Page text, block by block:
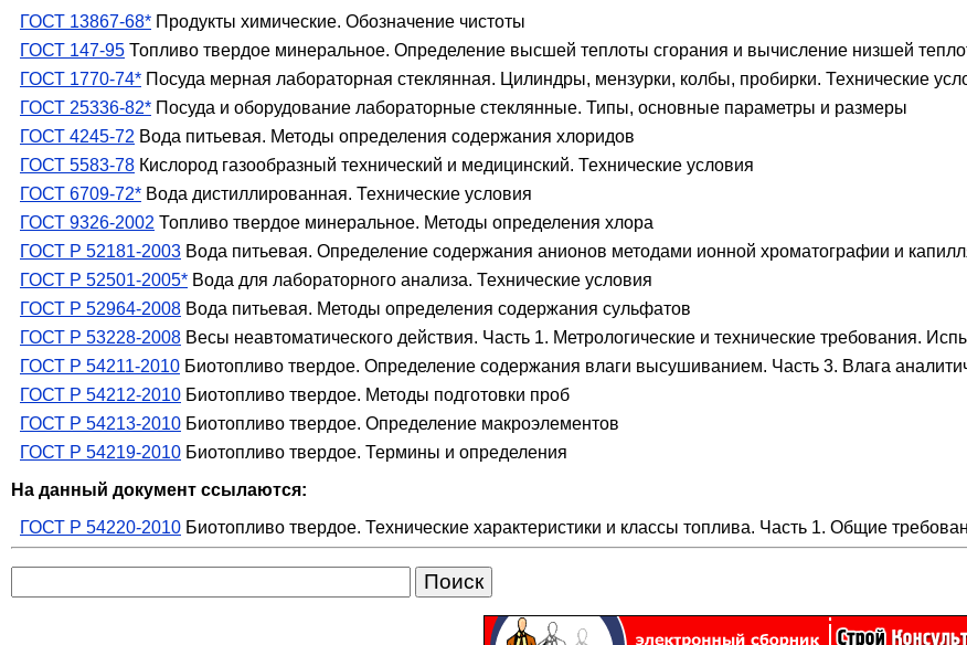
ГОСТ 13867-68* Продукты химические. Обозначение чистоты
ГОСТ 147-95 Топливо твердое минеральное. Определение высшей теплоты сгорания и вычисление низшей
ГОСТ 1770-74* Посуда мерная лабораторная стеклянная. Цилиндры, мензурки, колбы, пробирки. Технические
ГОСТ 25336-82* Посуда и оборудование лабораторные стеклянные. Типы, основные параметры и размеры
ГОСТ 4245-72 Вода питьевая. Методы определения содержания хлоридов
ГОСТ 5583-78 Кислород газообразный технический и медицинский. Технические условия
ГОСТ 6709-72* Вода дистиллированная. Технические условия
ГОСТ 9326-2002 Топливо твердое минеральное. Методы определения хлора
ГОСТ Р 52181-2003 Вода питьевая. Определение содержания анионов методами ионной хроматографии и
ГОСТ Р 52501-2005* Вода для лабораторного анализа. Технические условия
ГОСТ Р 52964-2008 Вода питьевая. Методы определения содержания сульфатов
ГОСТ Р 53228-2008 Весы неавтоматического действия. Часть 1. Метрологические и технические требования.
ГОСТ Р 54211-2010 Биотопливо твердое. Определение содержания влаги высушиванием. Часть 3. Влага
ГОСТ Р 54212-2010 Биотопливо твердое. Методы подготовки проб
ГОСТ Р 54213-2010 Биотопливо твердое. Определение макроэлементов
ГОСТ Р 54219-2010 Биотопливо твердое. Термины и определения
На данный документ ссылаются:
ГОСТ Р 54220-2010 Биотопливо твердое. Технические характеристики и классы топлива. Часть 1. Общие